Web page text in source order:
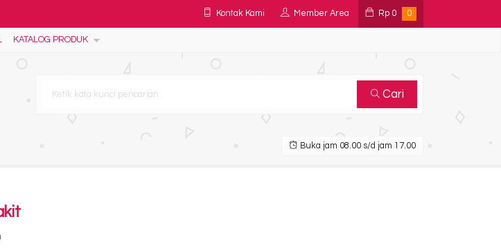
Kontak Kami Member Area Rp 0 0
KATALOG PRODUK
Cari
Buka jam 08.00 s/d jam 17.00